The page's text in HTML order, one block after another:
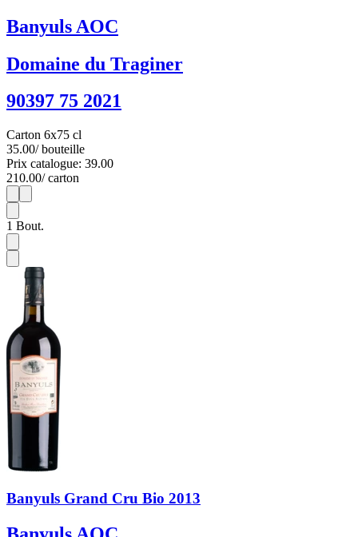
Banyuls AOC
Domaine du Traginer
90397 75 2021
Carton 6x75 cl
35.00/ bouteille
Prix catalogue: 39.00
210.00/ carton
1
1 Bout.
Banyuls Grand Cru Bio 2013